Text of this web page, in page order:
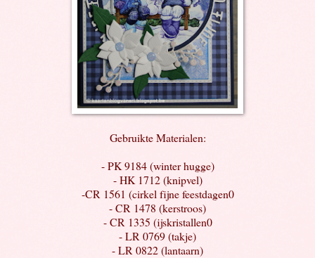
Gebruikte Materialen:
- PK 9184 (winter hugge)
- HK 1712 (knipvel)
-CR 1561 (cirkel fijne feestdagen0
- CR 1478 (kerstroos)
- CR 1335 (ijskristallen0
- LR 0769 (takje)
- LR 0822 (lantaarn)